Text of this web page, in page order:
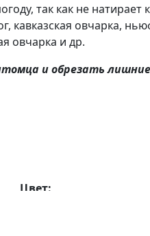
так как не натирает
кавказская овчарка,
овчарка и др.
и обрезать
Цвет: